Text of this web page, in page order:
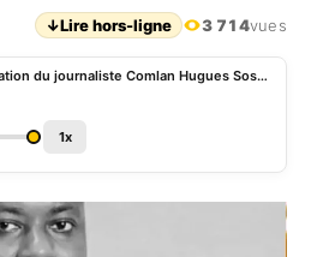
↓Lire hors-ligne 3 714vues
Arrestation du journaliste Comlan Hugues Sossoukpè: la Côte d’Ivoire brise enfin le silence
1x